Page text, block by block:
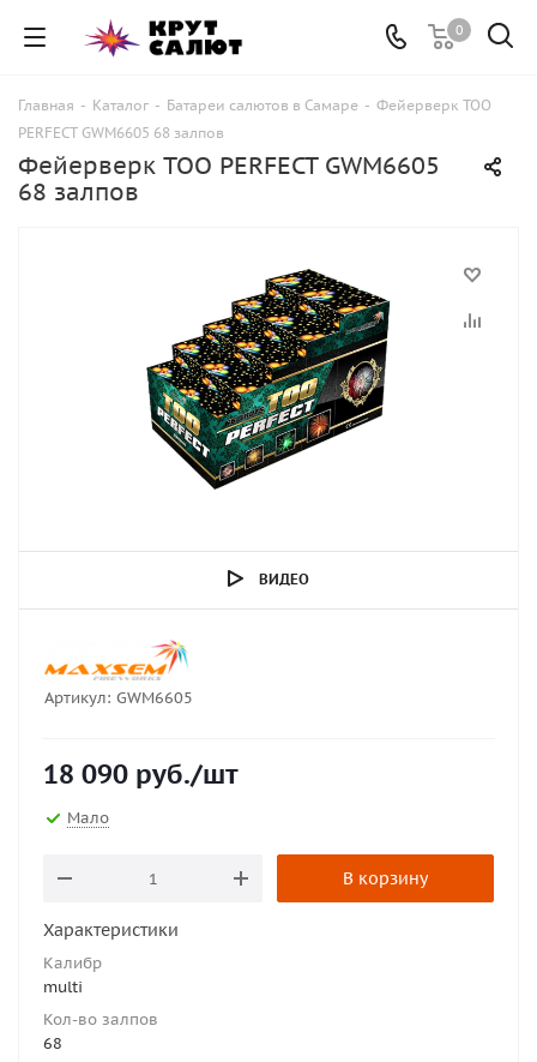
0
Главная - Каталог - Батареи салютов в Самаре - Фейерверк TOO
PERFECT GWM6605 68 залпов
Фейерверк TOO PERFECT GWM6605
68 залпов
ВИДЕО
Артикул: GWM6605
18 090 руб./шт
Мало
В корзину
Характеристики
Калибр
multi
Кол-во залпов
68